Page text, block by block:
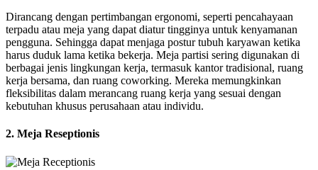
Dirancang dengan pertimbangan ergonomi, seperti pencahayaan
terpadu atau meja yang dapat diatur tingginya untuk kenyamanan
pengguna. Sehingga dapat menjaga postur tubuh karyawan ketika
harus duduk lama ketika bekerja. Meja partisi sering digunakan di
berbagai jenis lingkungan kerja, termasuk kantor tradisional, ruang
kerja bersama, dan ruang coworking. Mereka memungkinkan
fleksibilitas dalam merancang ruang kerja yang sesuai dengan
kebutuhan khusus perusahaan atau individu.
2. Meja Reseptionis